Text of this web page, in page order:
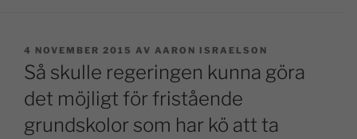
4 NOVEMBER 2015 AV AARON ISRAELSON
Så skulle regeringen kunna göra
det möjligt för fristående
grundskolor som har kö att ta